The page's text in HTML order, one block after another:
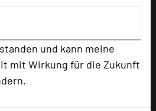
und kann meine
mit Wirkung für die Zukunft
35